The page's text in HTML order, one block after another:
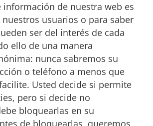
información de nuestra web es
usuarios o para saber
ser del interés de cada
ello de una manera
nunca sabremos su
o teléfono a menos que
Usted decide si permite
pero si decide no
bloquearlas en su
de bloquearlas, queremos